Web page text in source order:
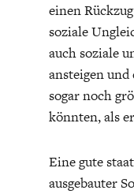
einen
soziale
auch soziale
ansteigen und
sogar noch
könnten, als
Eine gute
ausgebauter